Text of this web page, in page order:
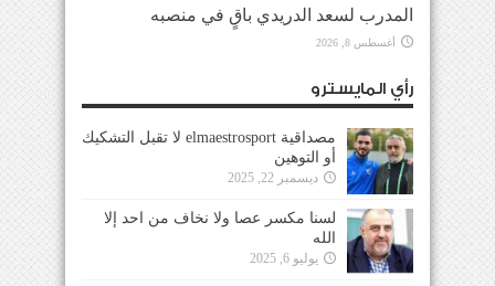
المدرب لسعد الدريدي باقٍ في منصبه
أغسطس 8, 2026
رأي المايسترو
مصداقية elmaestrosport لا تقبل التشكيك
أو التوهين
ديسمبر 22, 2025
لسنا مكسر عصا ولا نخاف من احد إلا
الله
يوليو 6, 2025